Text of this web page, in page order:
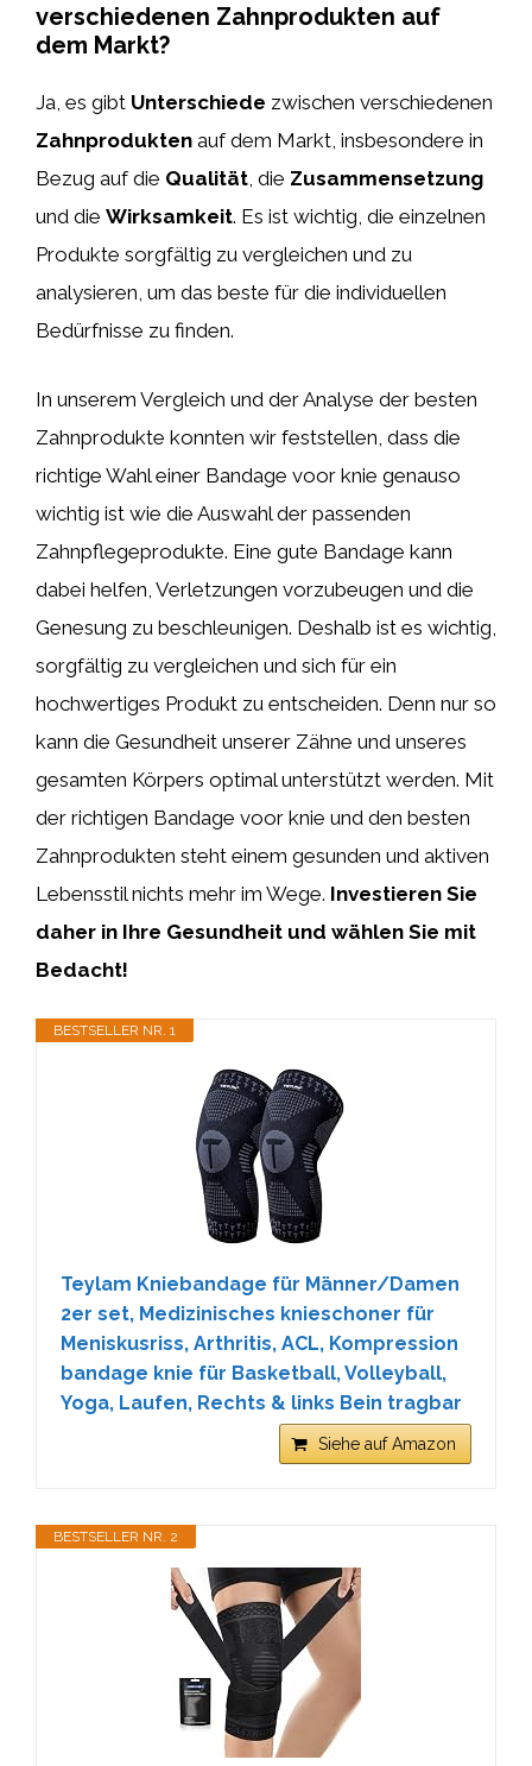
verschiedenen Zahnprodukten auf
dem Markt?
Ja, es gibt Unterschiede zwischen verschiedenen
Zahnprodukten auf dem Markt, insbesondere in
Bezug auf die Qualität, die Zusammensetzung
und die Wirksamkeit. Es ist wichtig, die einzelnen
Produkte sorgfältig zu vergleichen und zu
analysieren, um das beste für die individuellen
Bedürfnisse zu finden.
In unserem Vergleich und der Analyse der besten
Zahnprodukte konnten wir feststellen, dass die
richtige Wahl einer Bandage voor knie genauso
wichtig ist wie die Auswahl der passenden
Zahnpflegeprodukte. Eine gute Bandage kann
dabei helfen, Verletzungen vorzubeugen und die
Genesung zu beschleunigen. Deshalb ist es wichtig,
sorgfältig zu vergleichen und sich für ein
hochwertiges Produkt zu entscheiden. Denn nur so
kann die Gesundheit unserer Zähne und unseres
gesamten Körpers optimal unterstützt werden. Mit
der richtigen Bandage voor knie und den besten
Zahnprodukten steht einem gesunden und aktiven
Lebensstil nichts mehr im Wege. Investieren Sie
daher in Ihre Gesundheit und wählen Sie mit
Bedacht!
BESTSELLER NR. 1
Teylam Kniebandage für Männer/Damen
2er set, Medizinisches knieschoner für
Meniskusriss, Arthritis, ACL, Kompression
bandage knie für Basketball, Volleyball,
Yoga, Laufen, Rechts & links Bein tragbar
Siehe auf Amazon
BESTSELLER NR. 2